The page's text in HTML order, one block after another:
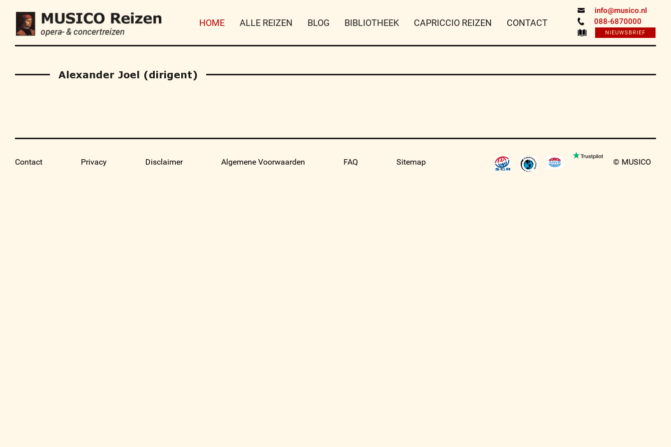
info@musico.nl
088-6870000
NIEUWSBRIEF
HOME ALLE REIZEN BLOG BIBLIOTHEEK CAPRICCIO REIZEN CONTACT
Alexander Joel (dirigent)
Contact Privacy Disclaimer Algemene Voorwaarden FAQ Sitemap © MUSICO